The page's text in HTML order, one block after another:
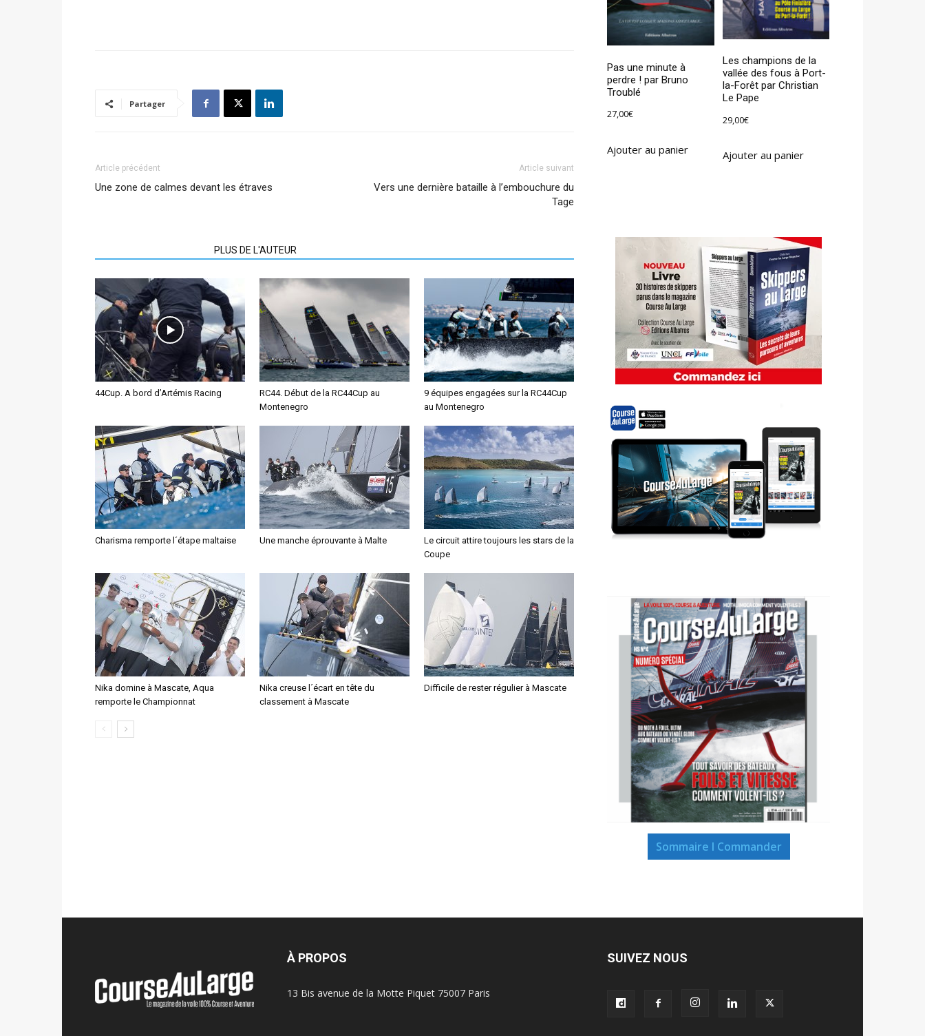
Partager
Article précédent
Une zone de calmes devant les étraves
Article suivant
Vers une dernière bataille à l’embouchure du
Tage
PLUS DE L'AUTEUR
44Cup. A bord d’Artémis Racing
RC44. Début de la RC44Cup au
Montenegro
9 équipes engagées sur la RC44Cup
au Montenegro
Charisma remporte l´étape maltaise Une manche éprouvante à Malte
Le circuit attire toujours les stars de la
Coupe
Nika domine à Mascate, Aqua
remporte le Championnat
Nika creuse l´écart en tête du
classement à Mascate
Difficile de rester régulier à Mascate
Pas une minute à
perdre ! par Bruno
Troublé
27,00€
Ajouter au panier
Les champions de la
vallée des fous à Port-
la-Forêt par Christian
Le Pape
29,00€
Ajouter au panier
Sommaire I Commander
À PROPOS
13 Bis avenue de la Motte Piquet 75007 Paris
SUIVEZ NOUS